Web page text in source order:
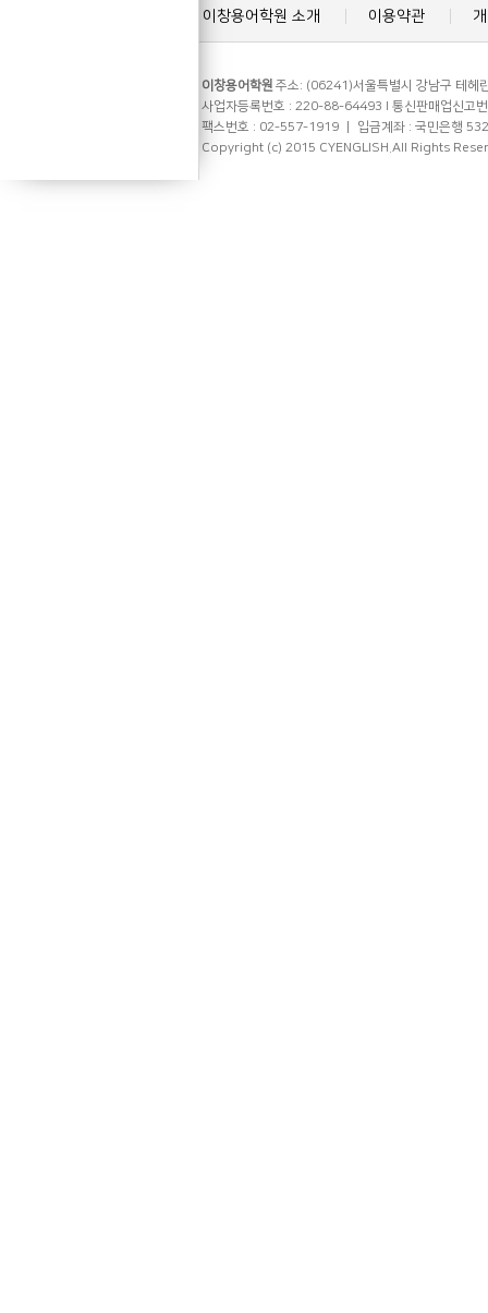
이창용어학원 소개 이용약관
이창용어학원 주소: (06241)서울특별시 강남구 테헤
사업자등록번호 : 220-88-64493 l 통신판매업신고
팩스번호 : 02-557-1919 ㅣ 입금계좌 : 국민은행
Copyright (c) 2015 CYENGLISH.All Rights